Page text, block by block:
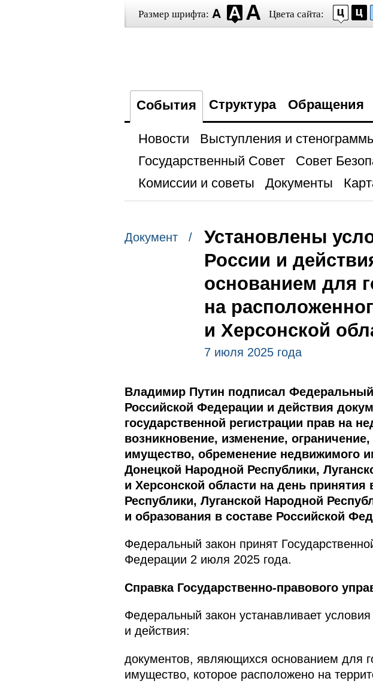
Размер шрифта: Цвета сайта:
События Структура Обращения
Новости Выступления и
Государственный Совет
Совет
Комиссии и советы
Документы
Документ /
Установлены
России и
основанием для
на
и Херсонской
7 июля 2025 года
Владимир Путин подписал Федеральный
Российской Федерации и действия
государственной регистрации прав на
возникновение, изменение,
имущество, обременение недвижимого
Донецкой Народной Республики,
и Херсонской области на день
Республики, Луганской Народной
и образования в составе Российской
Федеральный закон принят
Федерации 2 июля 2025 года.
Справка Государственно-правового
Федеральный закон устанавливает
и действия:
документов, являющихся основанием для
имущество, которое расположено на